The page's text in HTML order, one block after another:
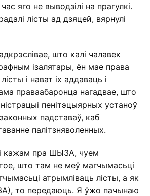
яго не выводзілі на прагулкі.
лісты ад дзяцей, вярнулі
што калі чалавек
ізалятары, ён мае права
і нават іх аддаваць і
праваабаронца нагадвае, што
пенітэцыярных устаноў
падставаў, каб
палітзняволенных.
кажам пра ШЫЗА, чуем
што там не меў магчымасьці
атрымліваць лісты, а як
то передаюць. Я ўжо пачынаю